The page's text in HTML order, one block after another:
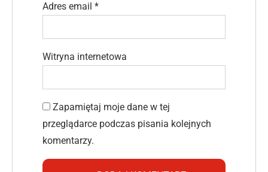
Adres email *
Witryna internetowa
Zapamiętaj moje dane w tej
przeglądarce podczas pisania kolejnych
komentarzy.